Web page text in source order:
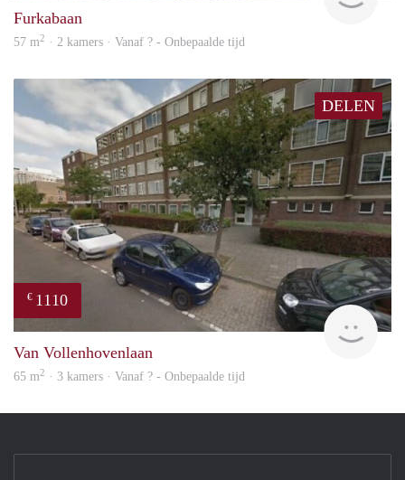
Furkabaan
57 m2 · 2 kamers · Vanaf ? - Onbepaalde tijd
DELEN
€ 1110
Van Vollenhovenlaan
65 m2 · 3 kamers · Vanaf ? - Onbepaalde tijd